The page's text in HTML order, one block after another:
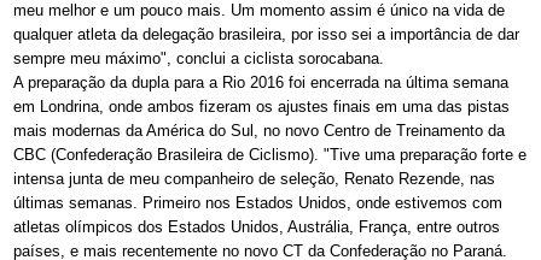
meu melhor e um pouco mais. Um momento assim é único na vida de
qualquer atleta da delegação brasileira, por isso sei a importância de dar
sempre meu máximo", conclui a ciclista sorocabana.
A preparação da dupla para a Rio 2016 foi encerrada na última semana
em Londrina, onde ambos fizeram os ajustes finais em uma das pistas
mais modernas da América do Sul, no novo Centro de Treinamento da
CBC (Confederação Brasileira de Ciclismo). "Tive uma preparação forte e
intensa junta de meu companheiro de seleção, Renato Rezende, nas
últimas semanas. Primeiro nos Estados Unidos, onde estivemos com
atletas olímpicos dos Estados Unidos, Austrália, França, entre outros
países, e mais recentemente no novo CT da Confederação no Paraná.